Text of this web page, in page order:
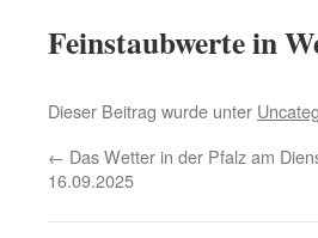
Feinstaubwerte in
Dieser Beitrag wurde unter
← Das Wetter in der Pfalz am
16.09.2025